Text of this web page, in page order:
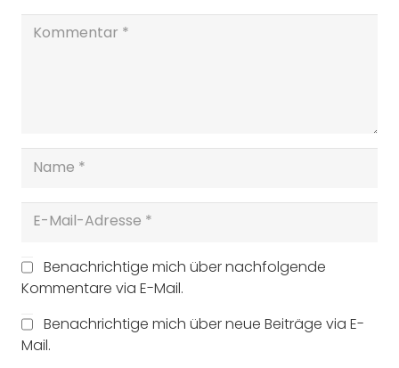
Benachrichtige mich über nachfolgende
Kommentare via E-Mail.
Benachrichtige mich über neue Beiträge via E-
Mail.